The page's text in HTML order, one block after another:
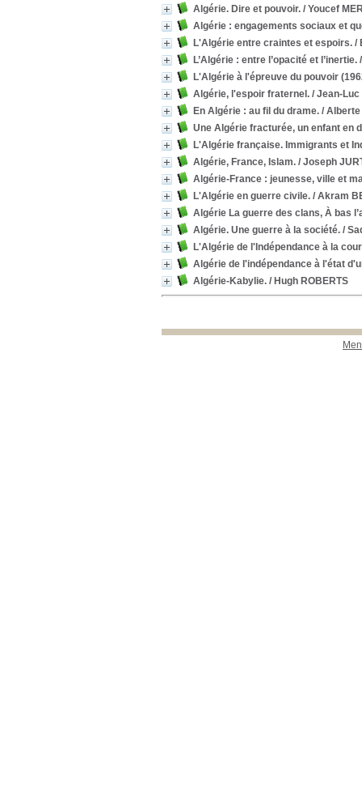
Algérie. Dire et pouvoir. / Youcef
Algérie : engagements sociaux et
L'Algérie entre craintes et espoirs. /
L’Algérie : entre l’opacité et l’inertie.
L'Algérie à l'épreuve du pouvoir
Algérie, l'espoir fraternel. / Jean-
En Algérie : au fil du drame. / Alberte
Une Algérie fracturée, un enfant en
L'Algérie française. Immigrants et
Algérie, France, Islam. / Joseph
Algérie-France : jeunesse, ville et
L'Algérie en guerre civile. / Akram
Algérie La guerre des clans, À bas
Algérie. Une guerre à la société. /
L'Algérie de l'Indépendance à la
Algérie de l'indépendance à l'état
Algérie-Kabylie. / Hugh ROBERTS